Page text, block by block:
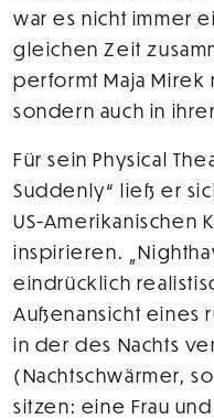
war es nicht immer
gleichen Zeit
performt Maja Mirek
sondern auch in
Für sein Physical
Suddenly“ ließ er
US-Amerikanischen
inspirieren.
eindrücklich
Außenansicht eines
in der des Nachts
(Nachtschwärmer,
sitzen: eine Frau